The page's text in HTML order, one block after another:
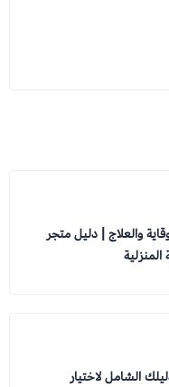
والعلاج | دليل متجر
الشامل لاختيار